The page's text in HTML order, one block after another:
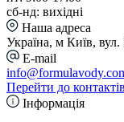
сб-нд: вихідні
Наша адреса
Україна, м Київ,
E-mail
Перейти до контактів
Інформація